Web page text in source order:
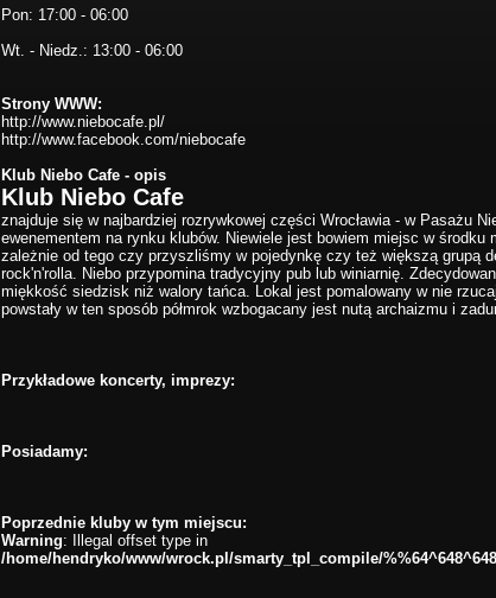
Pon: 17:00 - 06:00
Wt. - Niedz.: 13:00 - 06:00
Strony WWW:
http://www.niebocafe.pl/
http://www.facebook.com/niebocafe
Klub Niebo Cafe - opis
Klub Niebo Cafe
znajduje się w najbardziej rozrywkowej części Wrocławia - w Pasażu
ewenementem na rynku klubów. Niewiele jest bowiem miejsc w
zależnie od tego czy przyszliśmy w pojedynkę czy też większą grupą
rock'n'rolla. Niebo przypomina tradycyjny pub lub winiarnię.
miękkość siedzisk niż walory tańca. Lokal jest pomalowany w nie
powstały w ten sposób półmrok wzbogacany jest nutą archaizmu i
Przykładowe koncerty, imprezy:
Posiadamy:
Poprzednie kluby w tym miejscu:
Warning: Illegal offset type in
/home/hendryko/www/wrock.pl/smarty_tpl_compile/